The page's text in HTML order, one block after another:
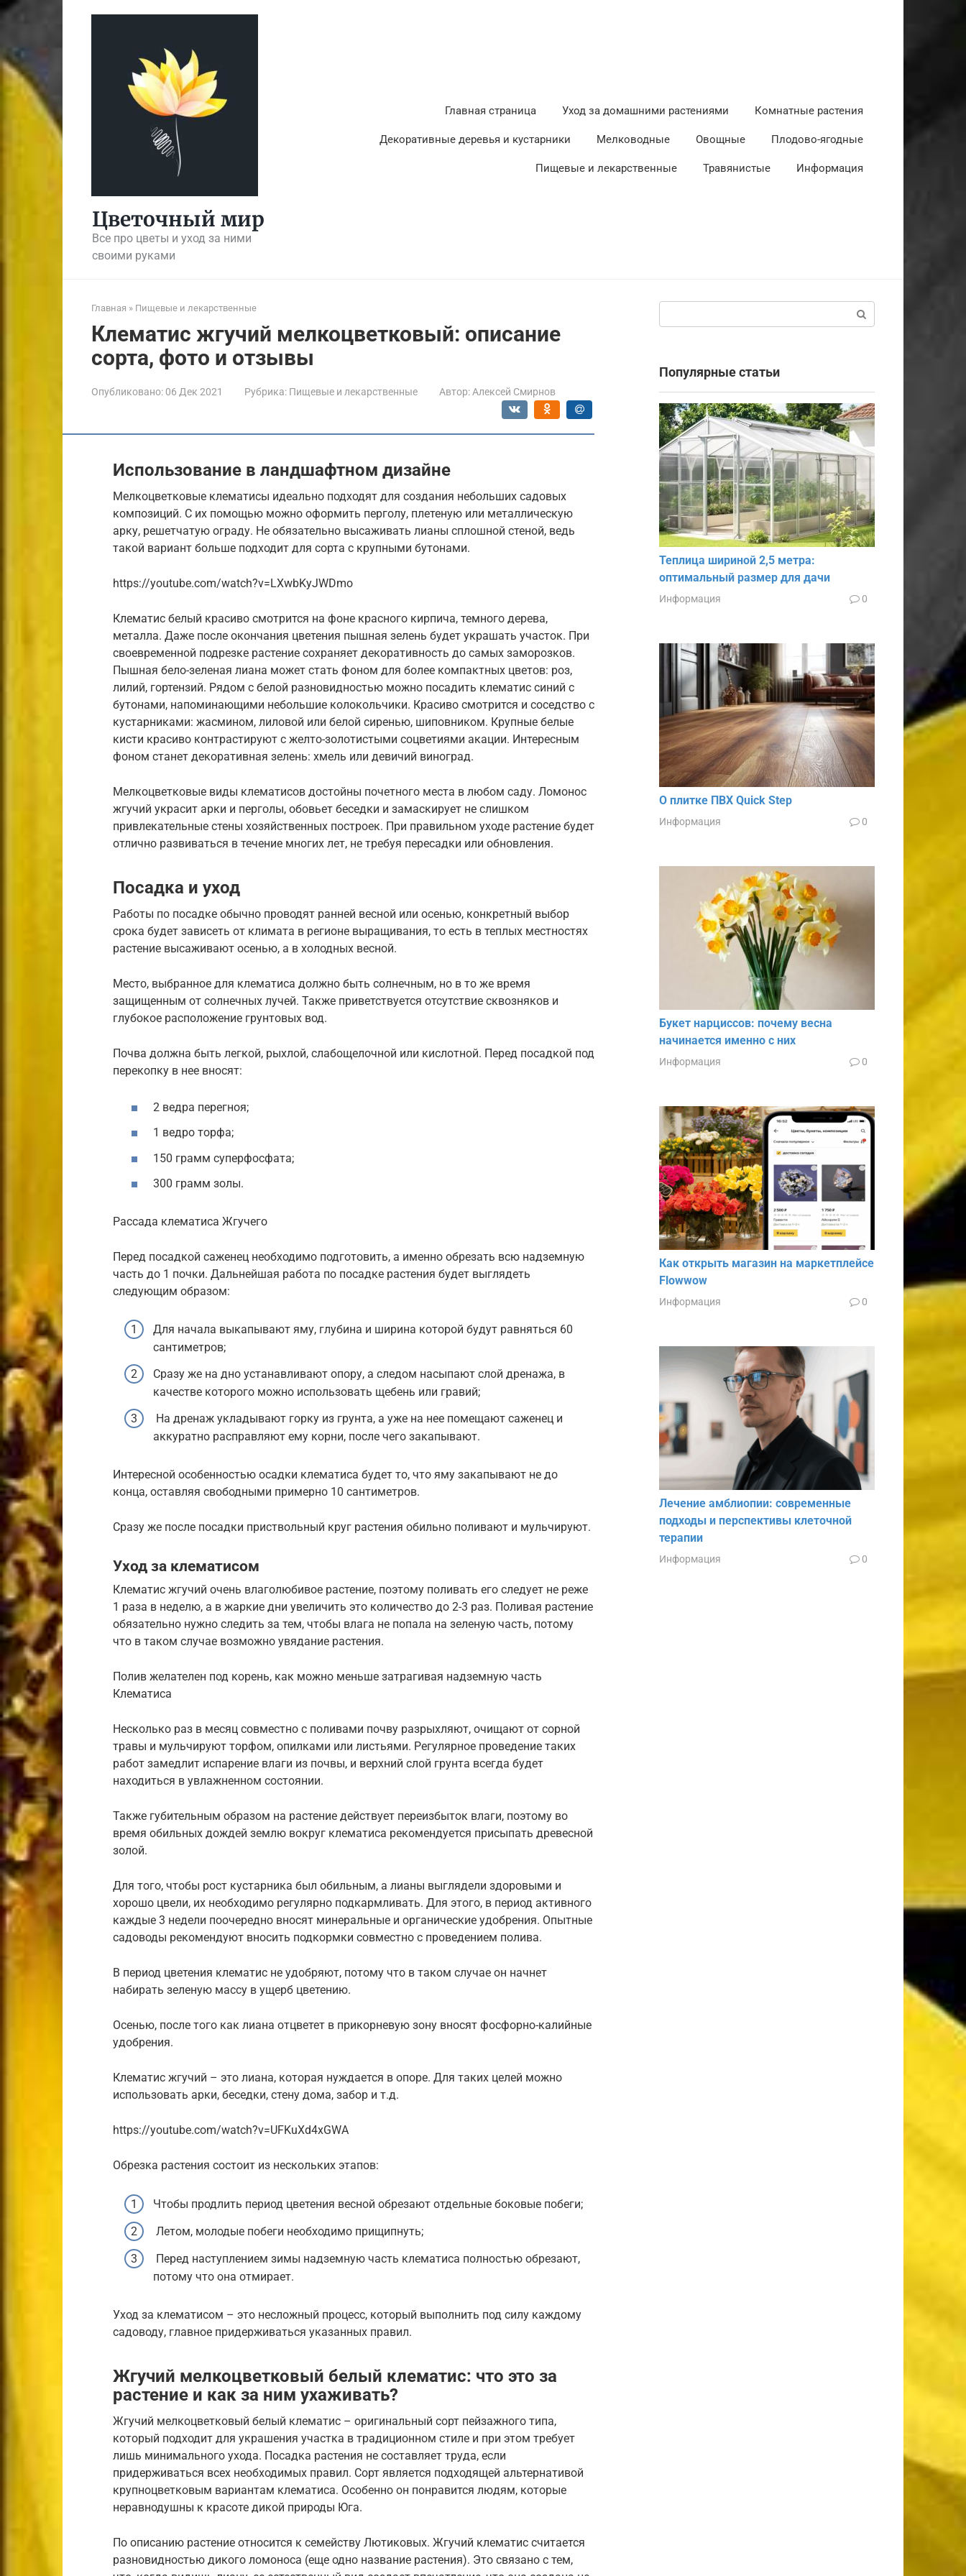
Перейти
Цветочный мир
Все про цветы и уход за ними
своими руками
Главная страница Уход за домашними растениями Комнатные растения
Декоративные деревья и кустарники Мелководные Овощные Плодово-ягодные
Пищевые и лекарственные Травянистые Информация
Главная » Пищевые и лекарственные
Клематис жгучий мелкоцветковый: описание
сорта, фото и отзывы
Опубликовано: 06 Дек 2021 Рубрика: Пищевые и лекарственные Автор: Алексей Смирнов
Использование в ландшафтном дизайне
Мелкоцветковые клематисы идеально подходят для создания небольших садовых
композиций. С их помощью можно оформить перголу, плетеную или металлическую
арку, решетчатую ограду. Не обязательно высаживать лианы сплошной стеной, ведь
такой вариант больше подходит для сорта с крупными бутонами.
https://youtube.com/watch?v=LXwbKyJWDmo
Клематис белый красиво смотрится на фоне красного кирпича, темного дерева,
металла. Даже после окончания цветения пышная зелень будет украшать участок. При
своевременной подрезке растение сохраняет декоративность до самых заморозков.
Пышная бело-зеленая лиана может стать фоном для более компактных цветов: роз,
лилий, гортензий. Рядом с белой разновидностью можно посадить клематис синий с
бутонами, напоминающими небольшие колокольчики. Красиво смотрится и соседство с
кустарниками: жасмином, лиловой или белой сиренью, шиповником. Крупные белые
кисти красиво контрастируют с желто-золотистыми соцветиями акации. Интересным
фоном станет декоративная зелень: хмель или девичий виноград.
Мелкоцветковые виды клематисов достойны почетного места в любом саду. Ломонос
жгучий украсит арки и перголы, обовьет беседки и замаскирует не слишком
привлекательные стены хозяйственных построек. При правильном уходе растение будет
отлично развиваться в течение многих лет, не требуя пересадки или обновления.
Посадка и уход
Работы по посадке обычно проводят ранней весной или осенью, конкретный выбор
срока будет зависеть от климата в регионе выращивания, то есть в теплых местностях
растение высаживают осенью, а в холодных весной.
Место, выбранное для клематиса должно быть солнечным, но в то же время
защищенным от солнечных лучей. Также приветствуется отсутствие сквозняков и
глубокое расположение грунтовых вод.
Почва должна быть легкой, рыхлой, слабощелочной или кислотной. Перед посадкой под
перекопку в нее вносят:
2 ведра перегноя;
1 ведро торфа;
150 грамм суперфосфата;
300 грамм золы.
Рассада клематиса Жгучего
Перед посадкой саженец необходимо подготовить, а именно обрезать всю надземную
часть до 1 почки. Дальнейшая работа по посадке растения будет выглядеть
следующим образом:
Для начала выкапывают яму, глубина и ширина которой будут равняться 60
сантиметров;
Сразу же на дно устанавливают опору, а следом насыпают слой дренажа, в
качестве которого можно использовать щебень или гравий;
На дренаж укладывают горку из грунта, а уже на нее помещают саженец и
аккуратно расправляют ему корни, после чего закапывают.
Интересной особенностью осадки клематиса будет то, что яму закапывают не до
конца, оставляя свободными примерно 10 сантиметров.
Сразу же после посадки приствольный круг растения обильно поливают и мульчируют.
Уход за клематисом
Клематис жгучий очень влаголюбивое растение, поэтому поливать его следует не реже
1 раза в неделю, а в жаркие дни увеличить это количество до 2-3 раз. Поливая растение
обязательно нужно следить за тем, чтобы влага не попала на зеленую часть, потому
что в таком случае возможно увядание растения.
Полив желателен под корень, как можно меньше затрагивая надземную часть
Клематиса
Несколько раз в месяц совместно с поливами почву разрыхляют, очищают от сорной
травы и мульчируют торфом, опилками или листьями. Регулярное проведение таких
работ замедлит испарение влаги из почвы, и верхний слой грунта всегда будет
находиться в увлажненном состоянии.
Также губительным образом на растение действует переизбыток влаги, поэтому во
время обильных дождей землю вокруг клематиса рекомендуется присыпать древесной
золой.
Для того, чтобы рост кустарника был обильным, а лианы выглядели здоровыми и
хорошо цвели, их необходимо регулярно подкармливать. Для этого, в период активного
каждые 3 недели поочередно вносят минеральные и органические удобрения. Опытные
садоводы рекомендуют вносить подкормки совместно с проведением полива.
В период цветения клематис не удобряют, потому что в таком случае он начнет
набирать зеленую массу в ущерб цветению.
Осенью, после того как лиана отцветет в прикорневую зону вносят фосфорно-калийные
удобрения.
Клематис жгучий – это лиана, которая нуждается в опоре. Для таких целей можно
использовать арки, беседки, стену дома, забор и т.д.
https://youtube.com/watch?v=UFKuXd4xGWA
Обрезка растения состоит из нескольких этапов:
Чтобы продлить период цветения весной обрезают отдельные боковые побеги;
Летом, молодые побеги необходимо прищипнуть;
Перед наступлением зимы надземную часть клематиса полностью обрезают,
потому что она отмирает.
Уход за клематисом – это несложный процесс, который выполнить под силу каждому
садоводу, главное придерживаться указанных правил.
Жгучий мелкоцветковый белый клематис: что это за
растение и как за ним ухаживать?
Жгучий мелкоцветковый белый клематис – оригинальный сорт пейзажного типа,
который подходит для украшения участка в традиционном стиле и при этом требует
лишь минимального ухода. Посадка растения не составляет труда, если
придерживаться всех необходимых правил. Сорт является подходящей альтернативой
крупноцветковым вариантам клематиса. Особенно он понравится людям, которые
неравнодушны к красоте дикой природы Юга.
По описанию растение относится к семейству Лютиковых. Жгучий клематис считается
разновидностью дикого ломоноса (еще одно название растения). Это связано с тем,
Популярные статьи
Теплица шириной 2,5 метра:
оптимальный размер для дачи
Информация 0
О плитке ПВХ Quick Step
Информация 0
Букет нарциссов: почему весна
начинается именно с них
Информация 0
Как открыть магазин на маркетплейсе
Flowwow
Информация 0
Лечение амблиопии: современные
подходы и перспективы клеточной
терапии
Информация 0